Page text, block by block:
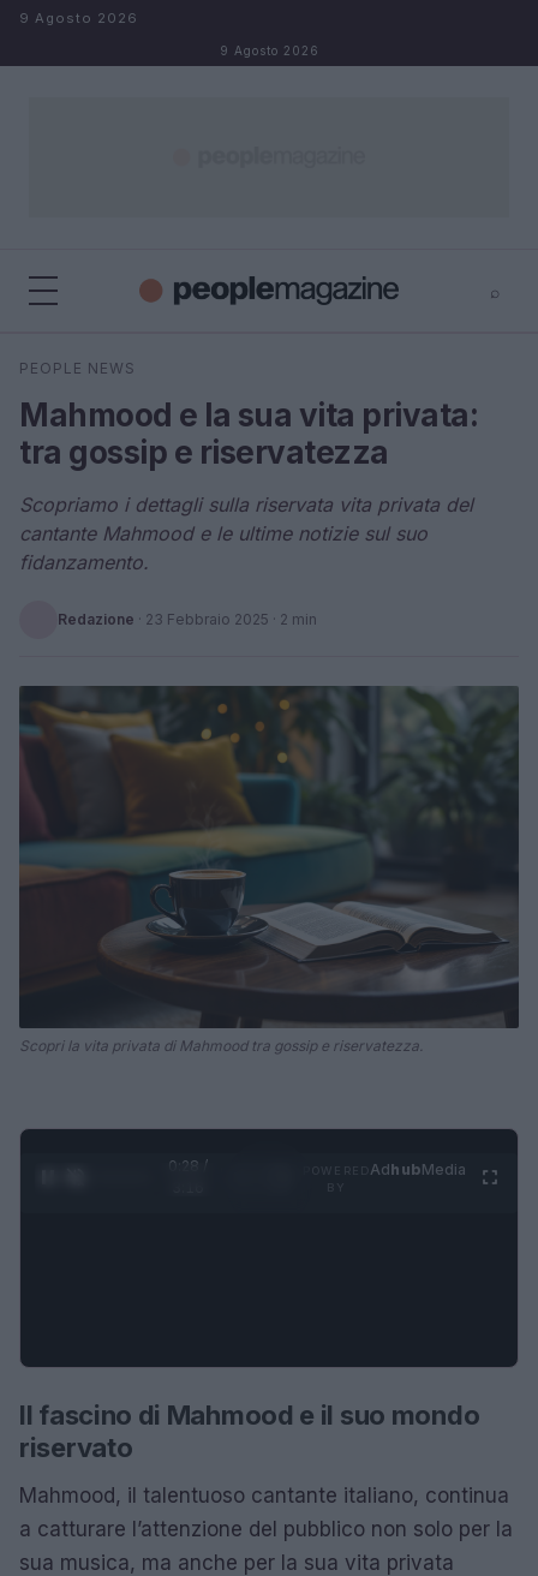
Salta al contenuto
9 Agosto 2026
9 Agosto 2026
⌕
Cerca
PEOPLE NEWS
Mahmood e la sua vita privata:
tra gossip e riservatezza
Scopriamo i dettagli sulla riservata vita privata del
cantante Mahmood e le ultime notizie sul suo
fidanzamento.
Redazione · 23 Febbraio 2025 · 2 min
Scopri la vita privata di Mahmood tra gossip e riservatezza.
0:29 /
AdhubMedia
Il fascino di Mahmood e il suo mondo
riservato
Mahmood, il talentuoso cantante italiano, continua
a catturare l’attenzione del pubblico non solo per la
sua musica, ma anche per la sua vita privata